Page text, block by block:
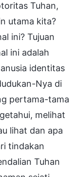
Tuhan,
utama kita?
ini? Tujuan
ini adalah
identitas
Nya di
pertama-tama
melihat
lihat dan apa
tindakan
Tuhan